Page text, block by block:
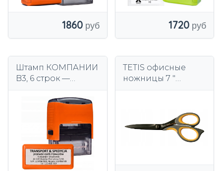
1860 1720
Штамп КОМПАНИИ
B3, 6 строк —
без колпачка
TETIS офисные
ножницы 7 "